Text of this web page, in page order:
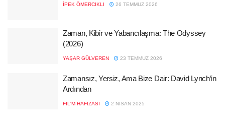
İPEK ÖMERCIKLI 26 TEMMUZ 2026
Zaman, Kibir ve Yabancılaşma: The Odyssey
(2026)
YAŞAR GÜLVEREN 23 TEMMUZ 2026
Zamansız, Yersiz, Ama Bize Dair: David Lynch’in
Ardından
FIL'M HAFIZASI 2 NISAN 2025